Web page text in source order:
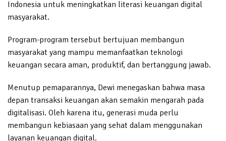
Indonesia untuk meningkatkan literasi keuangan digital
masyarakat.
Program-program tersebut bertujuan membangun
masyarakat yang mampu memanfaatkan teknologi
keuangan secara aman, produktif, dan bertanggung jawab.
Menutup pemaparannya, Dewi menegaskan bahwa masa
depan transaksi keuangan akan semakin mengarah pada
digitalisasi. Oleh karena itu, generasi muda perlu
membangun kebiasaan yang sehat dalam menggunakan
layanan keuangan digital.